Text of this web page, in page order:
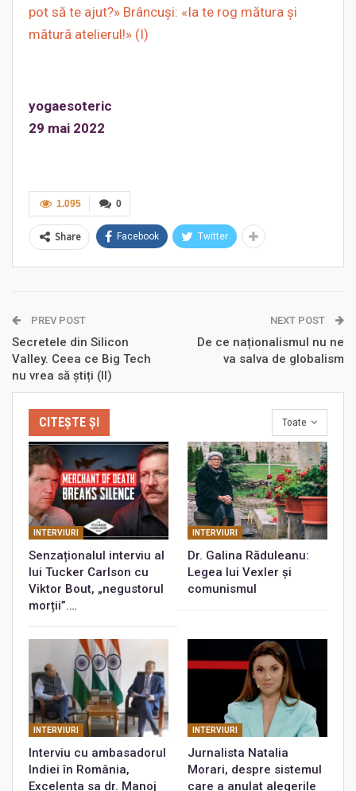
pot să te ajut?» Brâncuşi: «Ia te rog mătura şi
mătură atelierul!» (I)
yogaesoteric
29 mai 2022
0
1.095
Share Facebook Twitter
PREV POST
Secretele din Silicon
Valley. Ceea ce Big Tech
nu vrea să știți (II)
NEXT POST
De ce naționalismul nu ne
va salva de globalism
Toate
CITEȘTE ȘI
INTERVIURI
Senzaționalul interviu al
lui Tucker Carlson cu
Viktor Bout, „negustorul
morții”.…
INTERVIURI
Dr. Galina Răduleanu:
Legea lui Vexler și
comunismul
INTERVIURI
Interviu cu ambasadorul
Indiei în România,
Excelența sa dr. Manoj
INTERVIURI
Jurnalista Natalia
Morari, despre sistemul
care a anulat alegerile